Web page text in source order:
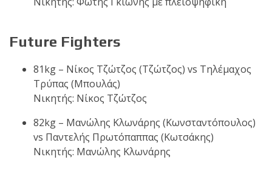
Future Fighters
81kg – Νίκος Τζώτζος (Τζώτζος) vs Τηλέμαχος
Τρύπας (Μπουλάς)
Νικητής: Νίκος Τζώτζος
82kg – Μανώλης Κλωνάρης (Κωνσταντόπουλος)
vs Παντελής Πρωτόπαππας (Κωτσάκης)
Νικητής: Μανώλης Κλωνάρης